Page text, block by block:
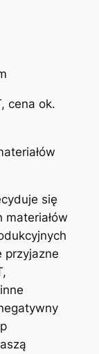
cena ok.
się
przyjazne